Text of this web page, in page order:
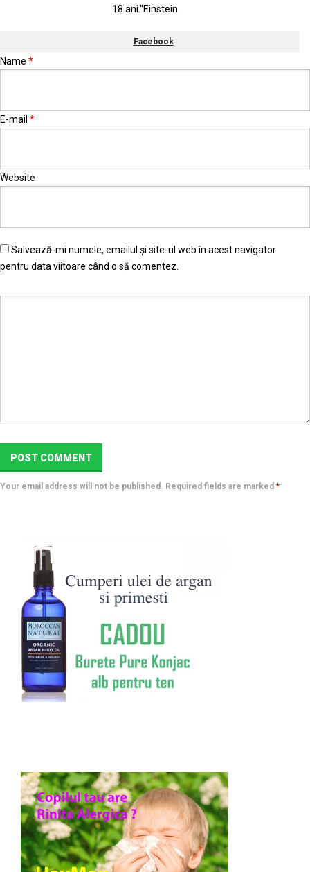
18 ani."Einstein
Facebook
Name *
E-mail *
Website
Salvează-mi numele, emailul și site-ul web în acest navigator
pentru data viitoare când o să comentez.
Your email address will not be published. Required fields are marked *